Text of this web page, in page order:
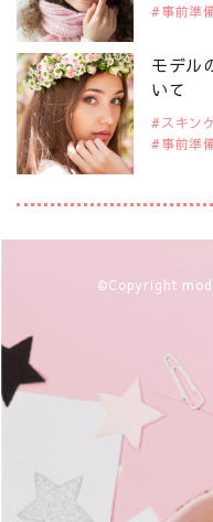
2019年9月29日
注目モデルを1名追加いたし
是非ご覧ください。
注目モデル CHIHARUさん
2019年9月29日
注目モデルを1名追加いたし
2019年9月29日
注目モデルを1名追加いたし
大注目のモデル10人
事前準
モデル
いて
スキン
事前準
©Copyright